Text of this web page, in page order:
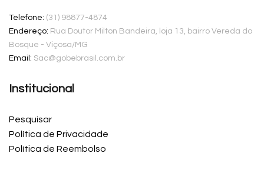
Telefone: (31) 98877-4874
Endereço: Rua Doutor Milton Bandeira, loja 13, bairro Vereda do
Bosque - Viçosa/MG
Email: Sac@gobebrasil.com.br
Institucional
Pesquisar
Política de Privacidade
Política de Reembolso